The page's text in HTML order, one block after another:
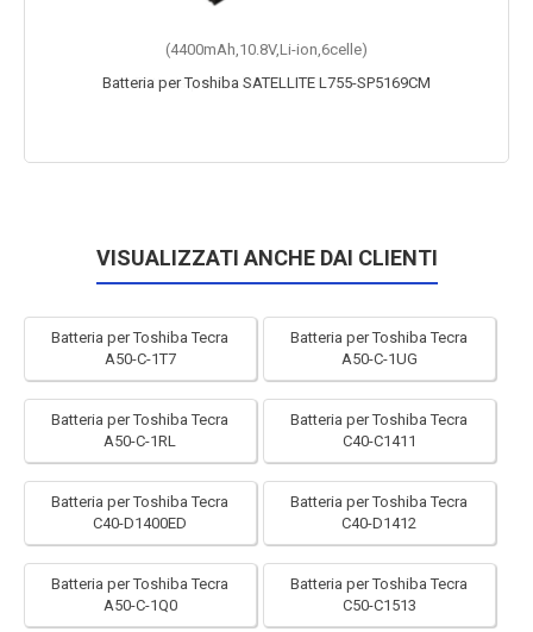
(4400mAh,10.8V,Li-ion,6celle)
Batteria per Toshiba SATELLITE L755-SP5169CM
VISUALIZZATI ANCHE DAI CLIENTI
Batteria per Toshiba Tecra
A50-C-1T7
Batteria per Toshiba Tecra
A50-C-1UG
Batteria per Toshiba Tecra
A50-C-1RL
Batteria per Toshiba Tecra
C40-C1411
Batteria per Toshiba Tecra
C40-D1400ED
Batteria per Toshiba Tecra
C40-D1412
Batteria per Toshiba Tecra
A50-C-1Q0
Batteria per Toshiba Tecra
C50-C1513